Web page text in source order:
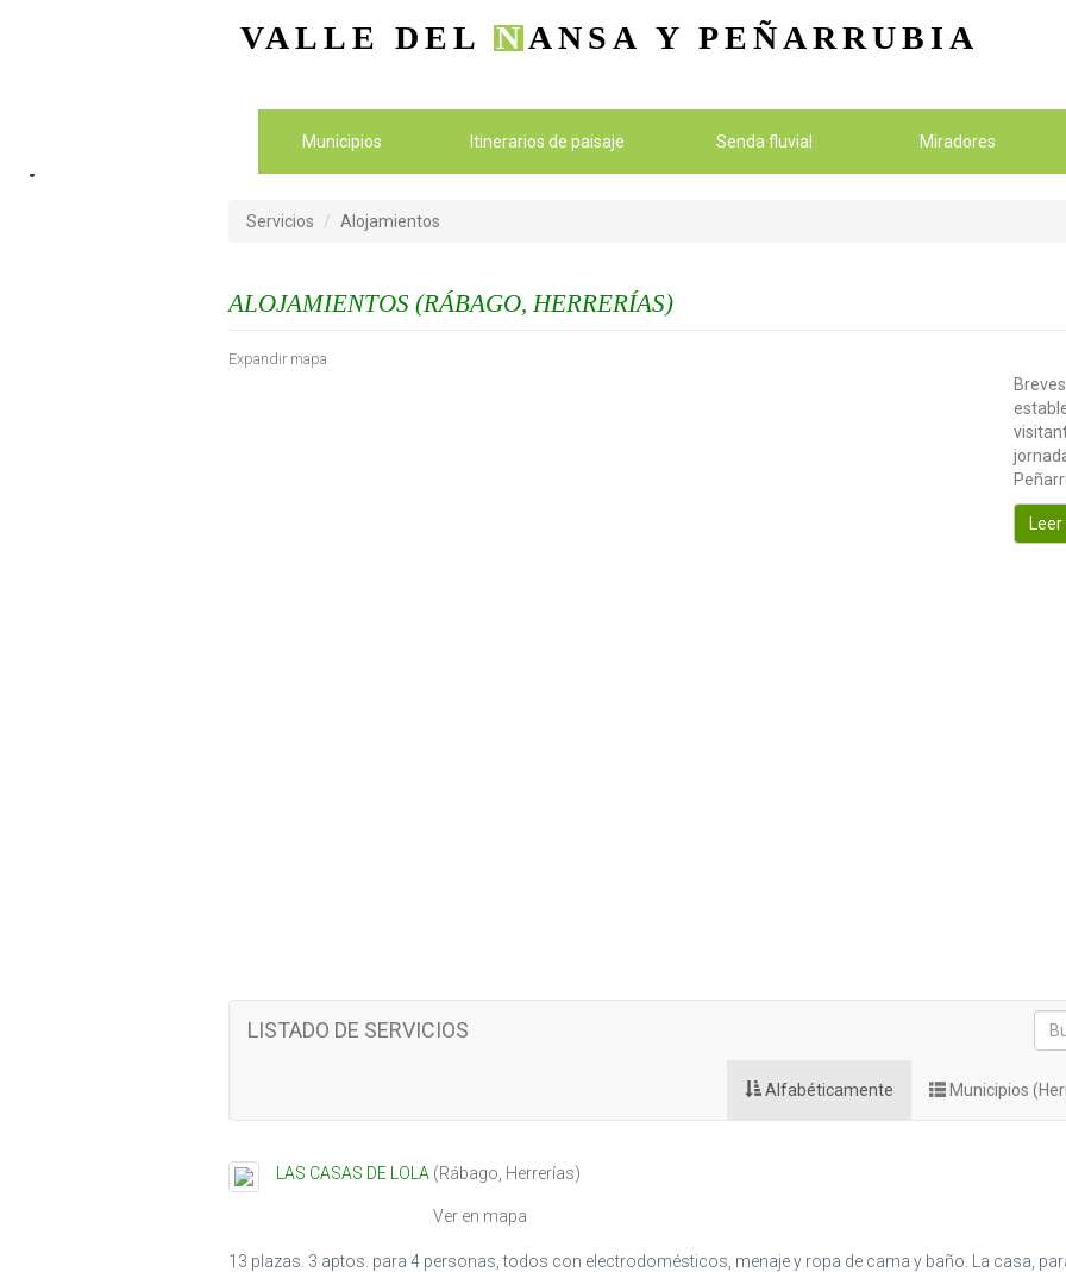
VALLE DEL NANSA Y PEÑARRUBIA
Municipios Itinerarios de paisaje Senda fluvial Miradores
Servicios Alojamientos
ALOJAMIENTOS (RÁBAGO, HERRERÍAS)
Expandir mapa
LISTADO DE SERVICIOS
Alfabéticamente Municipios
LAS CASAS DE LOLA (Rábago, Herrerías)
Ver en mapa
13 plazas. 3 aptos. para 4 personas, todos con electrodomésticos, menaje y ropa de cama y baño. La casa,